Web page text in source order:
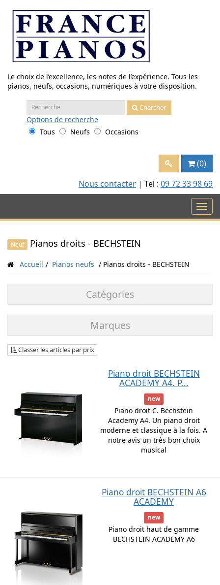
contenu
Le choix de l’excellence, les notes de l’expérience. Tous les
pianos, neufs, occasions, numériques à votre disposition.
Recherche
:
Chercher
Options de recherche
Tous
Neufs Occasions
(0)
Nous contacter | Tel : 09 72 33 98 69
Neuf Pianos droits - BECHSTEIN
Accueil Pianos neufs Pianos droits - BECHSTEIN
Catégories
Marques
Classer les articles par prix
Piano droit BECHSTEIN
ACADEMY A4. P...
new
Piano droit C. Bechstein
Academy A4. Un piano droit
moderne et classique à la fois. A
notre avis un très bon choix
musical
Piano droit BECHSTEIN A6
ACADEMY
new
Piano droit haut de gamme
BECHSTEIN ACADEMY A6